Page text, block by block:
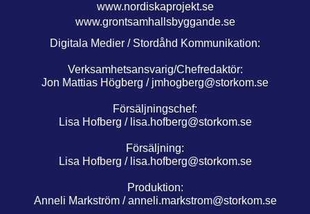
www.nordiskaprojekt.se
www.grontsamhallsbyggande.se
Digitala Medier / Stordåhd Kommunikation:
Verksamhetsansvarig/Chefredaktör:
Jon Mattias Högberg / jmhogberg@storkom.se
Försäljningschef:
Lisa Hofberg / lisa.hofberg@storkom.se
Försäljning:
Lisa Hofberg / lisa.hofberg@storkom.se
Produktion:
Anneli Markström /anneli.markstrom@storkom.se